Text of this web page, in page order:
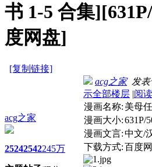
书 1-5 合集
度网盘]
[复制链接]
acg之家
25242542245万
acg之家发表
示全部楼层 |阅
漫画名称: 美母
漫画大小:631P/
漫画文言:中文/
下载方式:百度